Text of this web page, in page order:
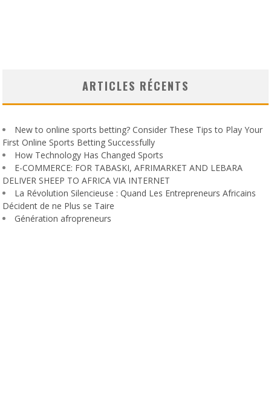
ARTICLES RÉCENTS
New to online sports betting? Consider These Tips to Play Your
First Online Sports Betting Successfully
How Technology Has Changed Sports
E-COMMERCE: FOR TABASKI, AFRIMARKET AND LEBARA
DELIVER SHEEP TO AFRICA VIA INTERNET
La Révolution Silencieuse : Quand Les Entrepreneurs Africains
Décident de ne Plus se Taire
Génération afropreneurs